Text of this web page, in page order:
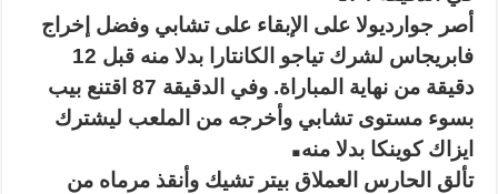
أصر جوارديولا على الإبقاء على تشابي وفضل إخراج
فابريجاس لشرك تياجو الكانتارا بدلا منه قبل 12
دقيقة من نهاية المباراة. وفي الدقيقة 87 اقتنع بيب
بسوء مستوى تشابي وأخرجه من الملعب ليشترك
ايزاك كوينكا بدلا منه.
تألق الحارس العملاق بيتر تشيك وأنقذ مرماه من